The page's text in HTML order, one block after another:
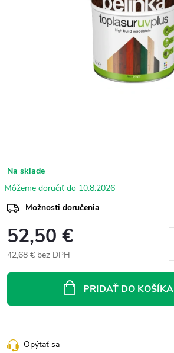
Na sklade
10.8.2026
Možnosti doručenia
52,50 €
42,68 € bez DPH
PRIDAŤ DO KOŠÍKA
Opýtať sa